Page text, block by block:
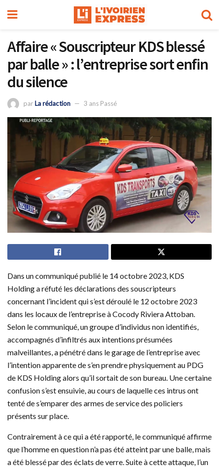
Affaire « Souscripteur KDS blessé
par balle » : l’entreprise sort enfin
du silence
parLa rédaction 3 ans Passé
Dans un communiqué publié le 14 octobre 2023, KDS
Holding a réfuté les déclarations des souscripteurs
concernant l’incident qui s’est déroulé le 12 octobre 2023
dans les locaux de l’entreprise à Cocody Riviera Attoban.
Selon le communiqué, un groupe d’individus non identifiés,
accompagnés d’infiltrés aux intentions présumées
malveillantes, a pénétré dans le garage de l’entreprise avec
l’intention apparente de s’en prendre physiquement au PDG
de KDS Holding alors qu’il sortait de son bureau. Une certaine
confusion s’est ensuivie, au cours de laquelle ces intrus ont
tenté de s’emparer des armes de service des policiers
présents sur place.
Contrairement à ce qui a été rapporté, le communiqué affirme
que l’homme en question n’a pas été atteint par une balle, mais
a été blessé par des éclats de verre. Suite à cette attaque, l’un